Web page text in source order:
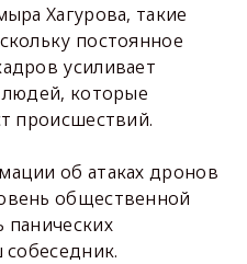
Хагурова, такие
постоянное
усиливает
которые
происшествий.
об атаках дронов
общественной
собеседник.